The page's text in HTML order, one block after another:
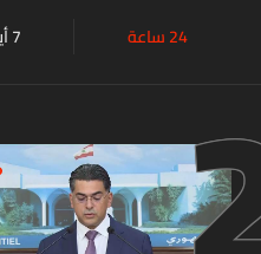
24 ساعة 7 أيام